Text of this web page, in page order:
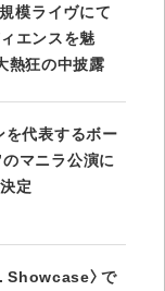
模ライヴにて
エンスを魅
狂の中披露
を代表するボー
マニラ公演に
定
Showcase〉で